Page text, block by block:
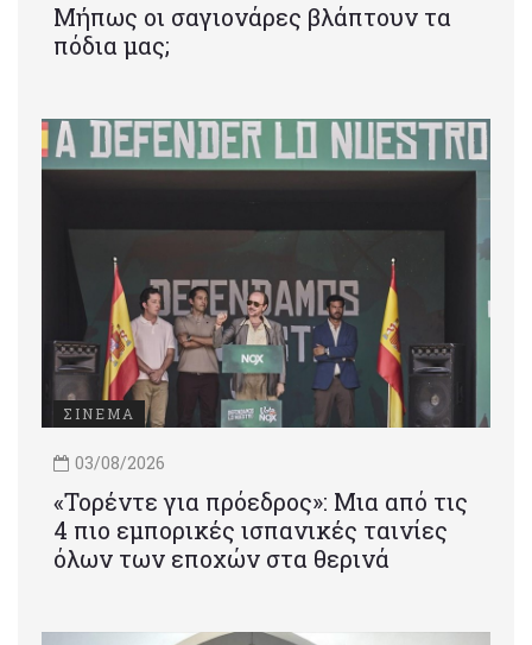
Μήπως οι σαγιονάρες βλάπτουν τα
πόδια μας;
ΣΙΝΕΜΑ
03/08/2026
«Τορέντε για πρόεδρος»: Mια από τις
4 πιο εμπορικές ισπανικές ταινίες
όλων των εποχών στα θερινά